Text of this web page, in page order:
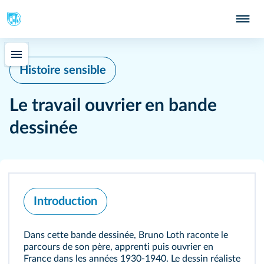
Histoire sensible
Le travail ouvrier en bande
dessinée
Introduction
Dans cette bande dessinée, Bruno Loth raconte le
parcours de son père, apprenti puis ouvrier en
France dans les années 1930‑1940. Le dessin réaliste